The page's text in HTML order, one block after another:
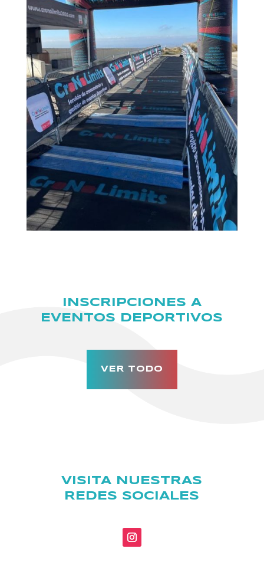
INSCRIPCIONES A
EVENTOS DEPORTIVOS
VER TODO
VISITA NUESTRAS
REDES SOCIALES